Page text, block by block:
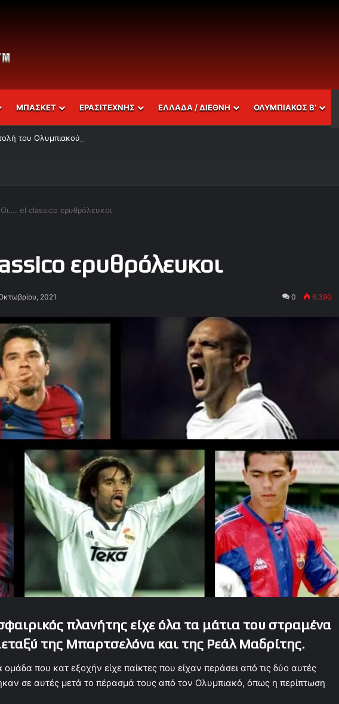
ΜΠΑΣΚΕΤ ΕΡΑΣΙΤΕΧΝΗΣ ΕΛΛΑΔΑ / ΔΙΕΘΝΗ ΟΛΥΜΠΙΑΚΟΣ Β’
του Ολυμπιακού
Οι…. el classico ερυθρόλευκοι
ερυθρόλευκοι
2021 0 6.390
πλανήτης είχε όλα τα μάτια του στραμένα
της Μπαρτσελόνα και της Ρεάλ Μαδρίτης.
ομάδα που κατ εξοχήν είχε παίκτες που είχαν περάσει από τις δύο αυτές
σε αυτές μετά το πέρασμά τους από τον Ολυμπιακό, όπως η περίπτωση